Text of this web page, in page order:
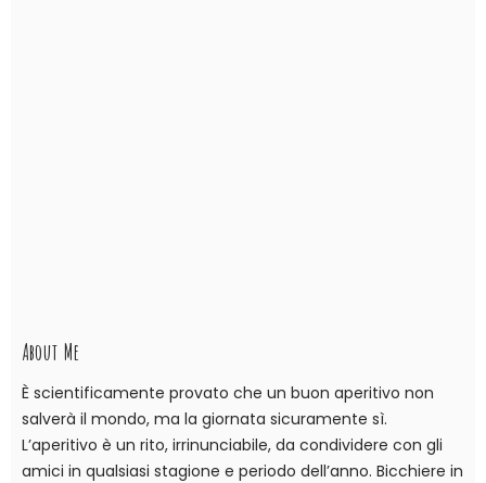
About Me
È scientificamente provato che un buon aperitivo non
salverà il mondo, ma la giornata sicuramente sì.
L’aperitivo è un rito, irrinunciabile, da condividere con gli
amici in qualsiasi stagione e periodo dell’anno. Bicchiere in